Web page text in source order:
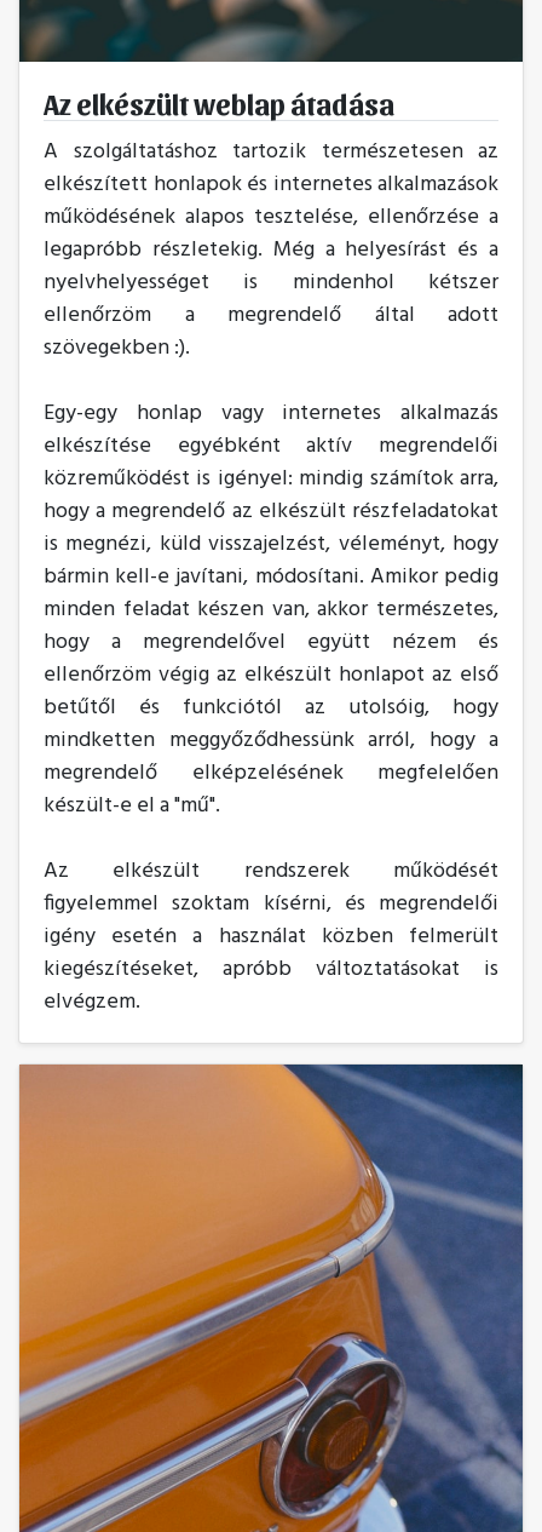
Az elkészült weblap átadása
A szolgáltatáshoz tartozik természetesen az
elkészített honlapok és internetes alkalmazások
működésének alapos tesztelése, ellenőrzése a
legapróbb részletekig. Még a helyesírást és a
nyelvhelyességet is mindenhol kétszer
ellenőrzöm a megrendelő által adott
szövegekben :).
Egy-egy honlap vagy internetes alkalmazás
elkészítése egyébként aktív megrendelői
közreműködést is igényel: mindig számítok arra,
hogy a megrendelő az elkészült részfeladatokat
is megnézi, küld visszajelzést, véleményt, hogy
bármin kell-e javítani, módosítani. Amikor pedig
minden feladat készen van, akkor természetes,
hogy a megrendelővel együtt nézem és
ellenőrzöm végig az elkészült honlapot az első
betűtől és funkciótól az utolsóig, hogy
mindketten meggyőződhessünk arról, hogy a
megrendelő elképzelésének megfelelően
készült-e el a "mű".
Az elkészült rendszerek működését
figyelemmel szoktam kísérni, és megrendelői
igény esetén a használat közben felmerült
kiegészítéseket, apróbb változtatásokat is
elvégzem.